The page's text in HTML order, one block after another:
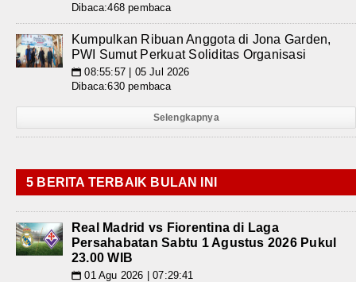
Dibaca:468 pembaca
Kumpulkan Ribuan Anggota di Jona Garden,
PWI Sumut Perkuat Soliditas Organisasi
📅 08:55:57 | 05 Jul 2026
Dibaca:630 pembaca
Selengkapnya
5 BERITA TERBAIK BULAN INI
Real Madrid vs Fiorentina di Laga
Persahabatan Sabtu 1 Agustus 2026 Pukul
23.00 WIB
📅 01 Agu 2026 | 07:29:41